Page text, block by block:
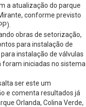
a atualização do parque
conforme previsto
obras de setorização,
para instalação de
instalação de válvulas
iniciadas no sistema
ser este um
e comenta resultados já
Orlanda, Colina Verde,